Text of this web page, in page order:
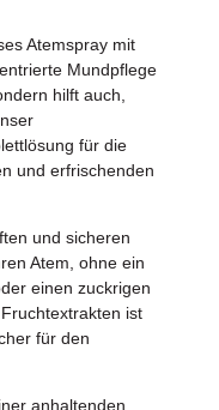
Atemspray mit
Mundpflege
hilft auch,
für die
und erfrischenden
und sicheren
Atem, ohne ein
einen zuckrigen
ist
für den
anhaltenden